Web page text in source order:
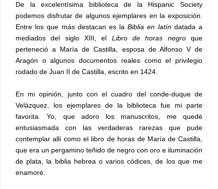
De la excelentísima biblioteca de la Hispanic Society
podemos disfrutar de algunos ejemplares en la exposición.
Entre los que más destacan es laBiblia en latíndatada a
mediados del siglo XIII, el Libro de horas negroque
perteneció a María de Castilla, esposa de Alfonso V de
Aragón o algunos documentos reales como el privilegio
rodado de Juan II de Castilla, escrito en 1424.
En mi opinión, junto con el cuadro del conde-duque de
Velázquez, los ejemplares de la biblioteca fue mi parte
favorita. Yo, que adoro los manuscritos, me quedé
entusiasmada con las verdaderas rarezas que pude
contemplar allí como el libro de horas de María de Castilla,
que era un pergamino teñido de negro con oro e iluminación
de plata, la biblia hebrea o varios códices, de los que me
enamoré.